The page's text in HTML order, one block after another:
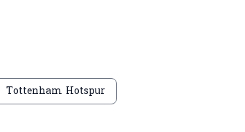
Tottenham Hotspur